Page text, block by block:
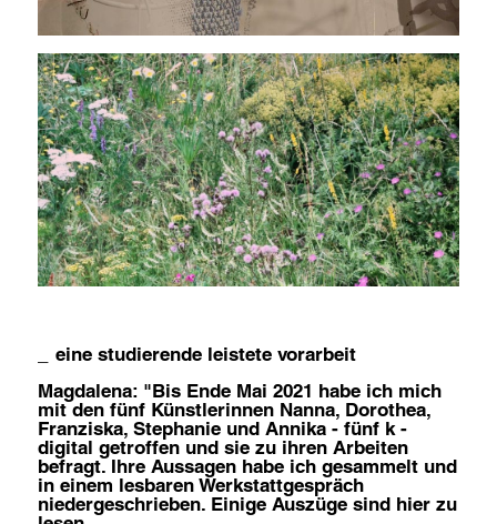
eine studierende leistete vorarbeit
Magdalena: "Bis Ende Mai 2021 habe ich mich
mit den fünf Künstlerinnen Nanna, Dorothea,
Franziska, Stephanie und Annika - fünf k -
digital getroffen und sie zu ihren Arbeiten
befragt. Ihre Aussagen habe ich gesammelt und
in einem lesbaren Werkstattgespräch
niedergeschrieben. Einige Auszüge sind hier zu
newsletteranmeldung